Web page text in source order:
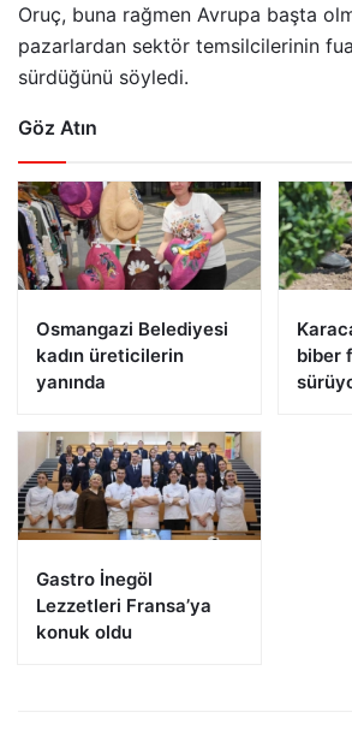
Oruç, buna rağmen Avrupa başta
pazarlardan sektör temsilcilerinin
sürdüğünü söyledi.
Göz Atın
Osmangazi Belediyesi
kadın üreticilerin
yanında
biber
Gastro İnegöl
Lezzetleri Fransa’ya
konuk oldu